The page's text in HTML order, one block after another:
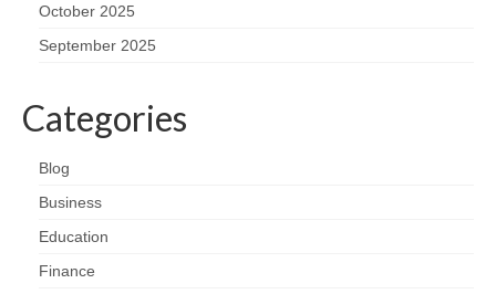
October 2025
September 2025
Categories
Blog
Business
Education
Finance